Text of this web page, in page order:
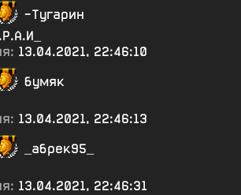
-Тугарин
13.04.2021, 22:46:10
бумяк
13.04.2021, 22:46:13
_абрек95_
13.04.2021, 22:46:31